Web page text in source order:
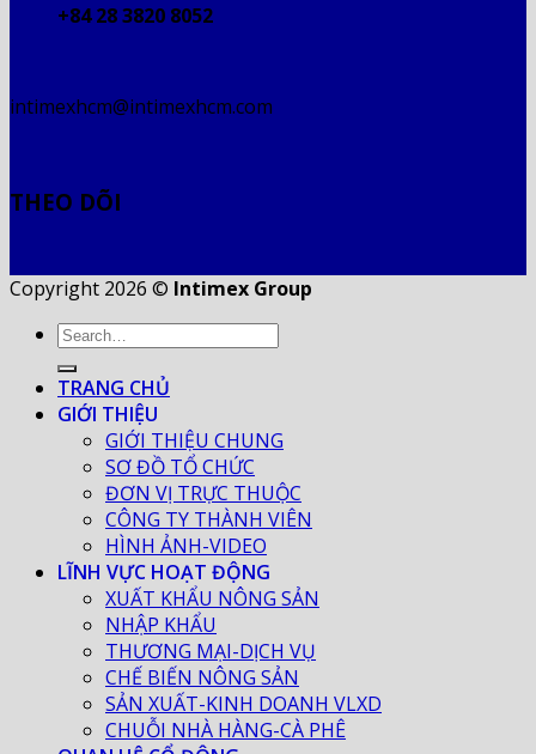
+84 28 3820 8052
intimexhcm@intimexhcm.com
THEO DÕI
Copyright 2026 © Intimex Group
TRANG CHỦ
GIỚI THIỆU
GIỚI THIỆU CHUNG
SƠ ĐỒ TỔ CHỨC
ĐƠN VỊ TRỰC THUỘC
CÔNG TY THÀNH VIÊN
HÌNH ẢNH-VIDEO
LĨNH VỰC HOẠT ĐỘNG
XUẤT KHẨU NÔNG SẢN
NHẬP KHẨU
THƯƠNG MẠI-DỊCH VỤ
CHẾ BIẾN NÔNG SẢN
SẢN XUẤT-KINH DOANH VLXD
CHUỖI NHÀ HÀNG-CÀ PHÊ